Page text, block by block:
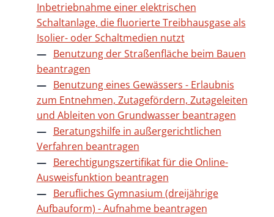
Inbetriebnahme einer elektrischen
Schaltanlage, die fluorierte Treibhausgase als
Isolier- oder Schaltmedien nutzt
Benutzung der Straßenfläche beim Bauen
beantragen
Benutzung eines Gewässers - Erlaubnis
zum Entnehmen, Zutagefördern, Zutageleiten
und Ableiten von Grundwasser beantragen
Beratungshilfe in außergerichtlichen
Verfahren beantragen
Berechtigungszertifikat für die Online-
Ausweisfunktion beantragen
Berufliches Gymnasium (dreijährige
Aufbauform) - Aufnahme beantragen